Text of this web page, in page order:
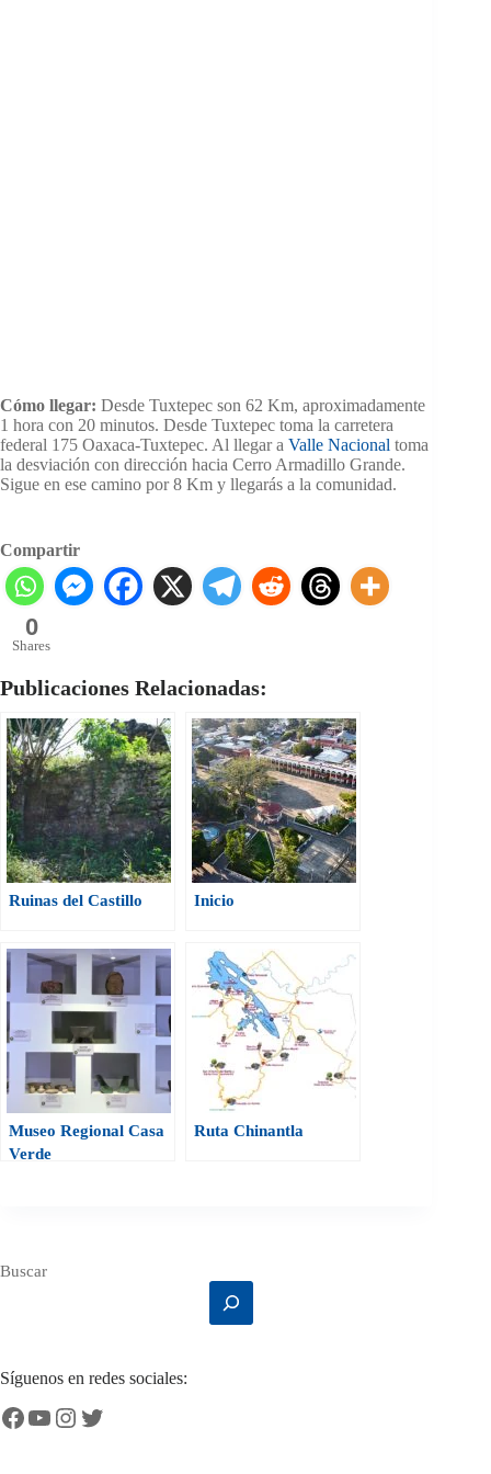
Cómo llegar: Desde Tuxtepec son 62 Km, aproximadamente
1 hora con 20 minutos. Desde Tuxtepec toma la carretera
federal 175 Oaxaca-Tuxtepec. Al llegar a Valle Nacional toma
la desviación con dirección hacia Cerro Armadillo Grande.
Sigue en ese camino por 8 Km y llegarás a la comunidad.
Compartir
0
Shares
Publicaciones Relacionadas:
Ruinas del Castillo Inicio
Museo Regional Casa
Verde
Ruta Chinantla
Buscar
Síguenos en redes sociales:
Facebook
YouTube
Instagram
Twitter